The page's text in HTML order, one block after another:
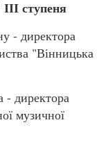
ступеня
- директора
"Вінницька
директора
музичної